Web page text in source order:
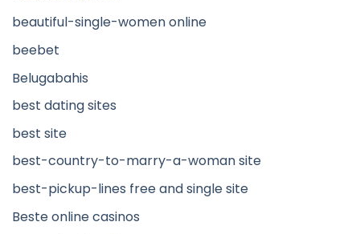
beautiful-single-women online
beebet
Belugabahis
best dating sites
best site
best-country-to-marry-a-woman site
best-pickup-lines free and single site
Beste online casinos